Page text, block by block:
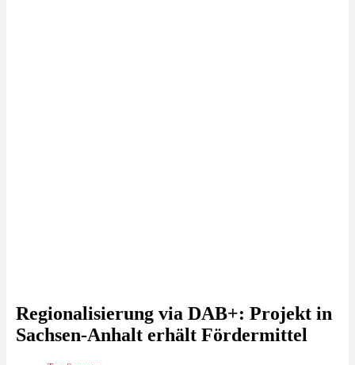
Regionalisierung via DAB+: Projekt in
Sachsen-Anhalt erhält Fördermittel